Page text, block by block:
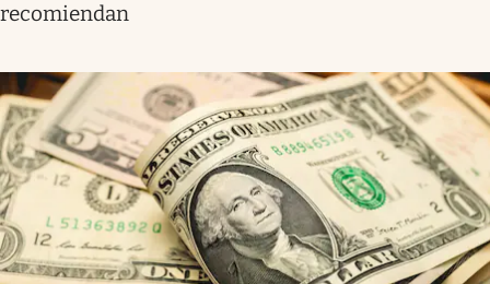
recomiendan